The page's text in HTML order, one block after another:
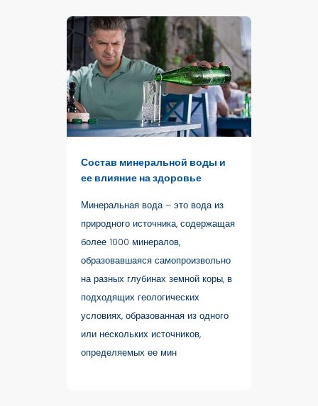
Состав минеральной воды и
ее влияние на здоровье
Минеральная вода – это вода из
природного источника, содержащая
более 1000 минералов,
образовавшаяся самопроизвольно
на разных глубинах земной коры, в
подходящих геологических
условиях, образованная из одного
или нескольких источников,
определяемых ее мин